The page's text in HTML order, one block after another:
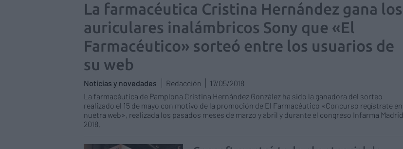
La farmacéutica Cristina Hernández gana los
auriculares inalámbricos Sony que «El
Farmacéutico» sorteó entre los usuarios de
su web
Noticias y novedades Redacción
17/05/2018
La farmacéutica de Pamplona Cristina Hernández González ha sido la ganadora del sorteo
realizado el 15 de mayo con motivo de la promoción de El Farmacéutico «Concurso regístrate en
nuetra web», realizada los pasados meses de marzo y abril y durante el congreso Infarma Madrid
2018.